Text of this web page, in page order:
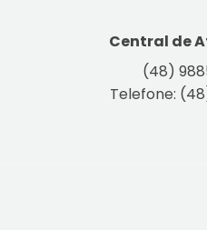
Central de
(48)
Telefone: